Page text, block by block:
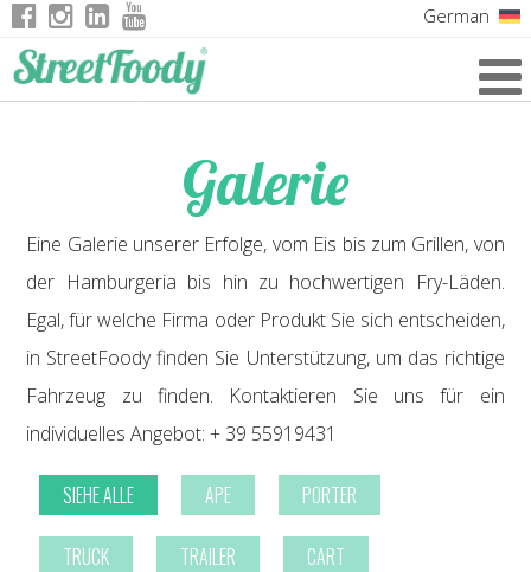
German
Galerie
Eine Galerie unserer Erfolge, vom Eis bis zum Grillen, von
der Hamburgeria bis hin zu hochwertigen Fry-Läden.
Egal, für welche Firma oder Produkt Sie sich entscheiden,
in StreetFoody finden Sie Unterstützung, um das richtige
Fahrzeug zu finden. Kontaktieren Sie uns für ein
individuelles Angebot: + 39 55919431
SIEHE ALLE APE PORTER
TRUCK TRAILER CART